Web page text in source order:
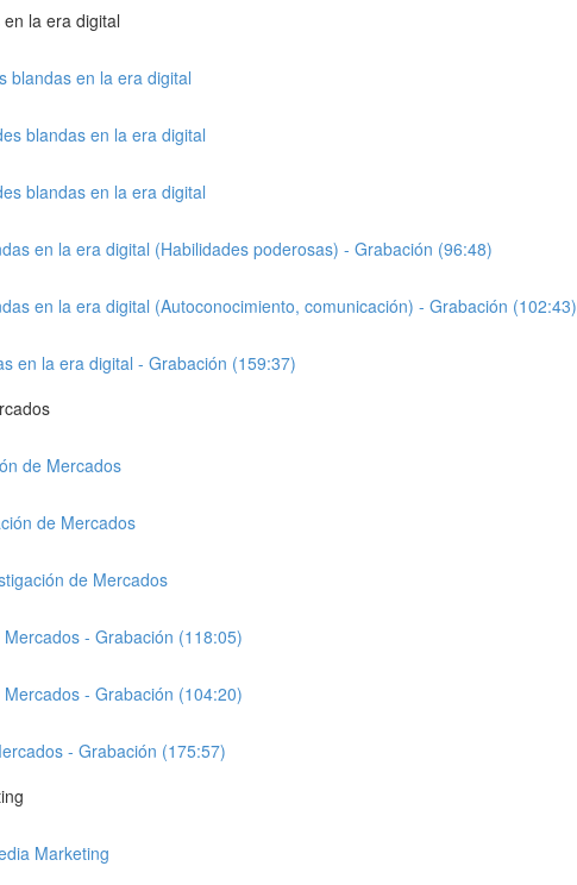
la era digital
blandas en la era digital
blandas en la era digital
blandas en la era digital
en la era digital (Habilidades poderosas) - Grabación (96:48)
en la era digital (Autoconocimiento, comunicación) - Grabación (102:43)
en la era digital - Grabación (159:37)
de Mercados
de Mercados
de Mercados
- Grabación (118:05)
- Grabación (104:20)
- Grabación (175:57)
Marketing